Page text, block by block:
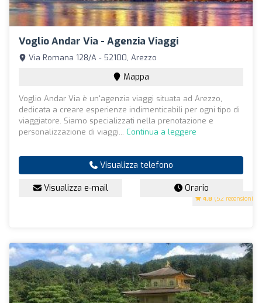
Voglio Andar Via - Agenzia Viaggi
4.8 (52 recensioni)
Via Romana 128/A - 52100, Arezzo
Mappa
Voglio Andar Via è un'agenzia viaggi situata ad Arezzo,
dedicata a creare esperienze indimenticabili per ogni tipo di
viaggiatore. Siamo specializzati nella prenotazione e
personalizzazione di viaggi... Continua a leggere
Visualizza telefono
Visualizza e-mail Orario